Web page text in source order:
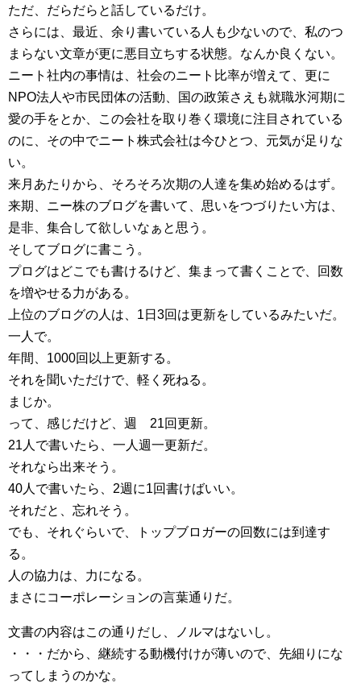
ただ、だらだらと話しているだけ。
さらには、最近、余り書いている人も少ないので、私のつ
まらない文章が更に悪目立ちする状態。なんか良くない。
ニート社内の事情は、社会のニート比率が増えて、更に
NPO法人や市民団体の活動、国の政策さえも就職氷河期に
愛の手をとか、この会社を取り巻く環境に注目されている
のに、その中でニート株式会社は今ひとつ、元気が足りな
い。
来月あたりから、そろそろ次期の人達を集め始めるはず。
来期、ニー株のブログを書いて、思いをつづりたい方は、
是非、集合して欲しいなぁと思う。
そしてブログに書こう。
プログはどこでも書けるけど、集まって書くことで、回数
を増やせる力がある。
上位のブログの人は、1日3回は更新をしているみたいだ。
一人で。
年間、1000回以上更新する。
それを聞いただけで、軽く死ねる。
まじか。
って、感じだけど、週 21回更新。
21人で書いたら、一人週一更新だ。
それなら出来そう。
40人で書いたら、2週に1回書けばいい。
それだと、忘れそう。
でも、それぐらいで、トップブロガーの回数には到達す
る。
人の協力は、力になる。
まさにコーポレーションの言葉通りだ。
文書の内容はこの通りだし、ノルマはないし。
・・・だから、継続する動機付けが薄いので、先細りにな
ってしまうのかな。